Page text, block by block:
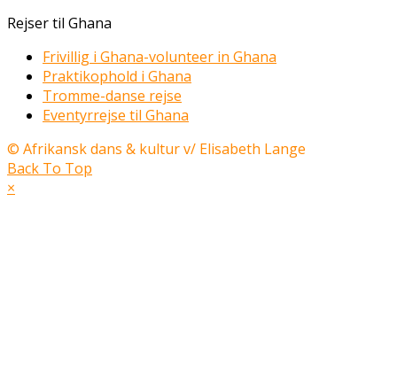
Rejser til Ghana
Frivillig i Ghana-volunteer in Ghana
Praktikophold i Ghana
Tromme-danse rejse
Eventyrrejse til Ghana
© Afrikansk dans & kultur v/ Elisabeth Lange
Back To Top
×